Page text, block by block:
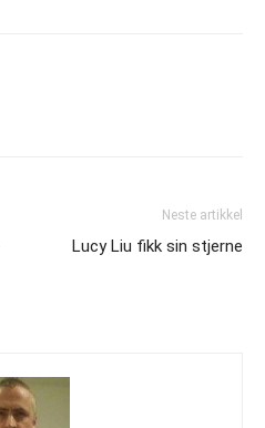
Neste artikkel
Lucy Liu fikk sin stjerne